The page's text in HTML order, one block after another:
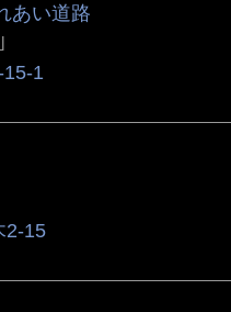
あい道路
15-1
2-15